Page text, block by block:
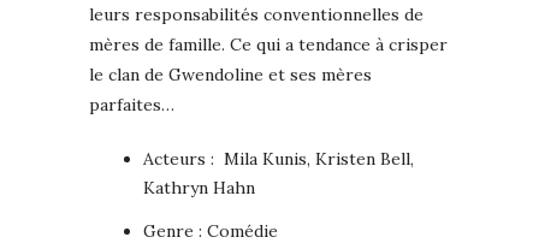
leurs responsabilités conventionnelles de
mères de famille. Ce qui a tendance à crisper
le clan de Gwendoline et ses mères
parfaites…
Acteurs : Mila Kunis, Kristen Bell,
Kathryn Hahn
Genre : Comédie